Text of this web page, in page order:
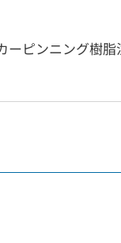
ピンニング樹脂